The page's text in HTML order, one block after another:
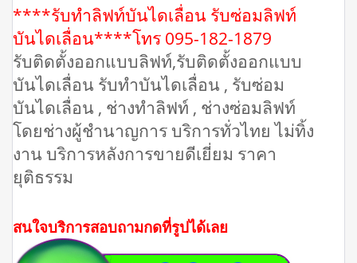
****รับทำลิฟท์บันไดเลื่อน รับซ่อมลิฟท์
บันไดเลื่อน****โทร 095-182-1879
รับติดตั้งออกแบบลิฟท์,รับติดตั้งออกแบบ
บันไดเลื่อน รับทำบันไดเลื่อน , รับซ่อม
บันไดเลื่อน , ช่างทำลิฟท์ , ช่างซ่อมลิฟท์
โดยช่างผู้ชำนาญการ บริการทั่วไทย ไม่ทิ้ง
งาน บริการหลังการขายดีเยี่ยม ราคา
ยุติธรรม
สนใจบริการสอบถามกดที่รูปได้เลย